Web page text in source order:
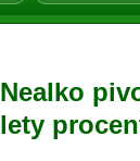
Nealko
lety